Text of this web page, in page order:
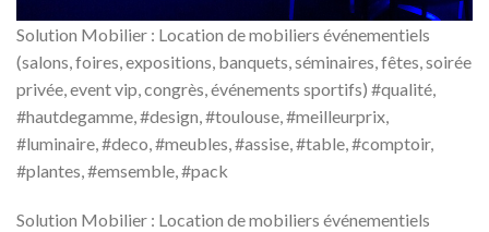
Solution Mobilier : Location de mobiliers événementiels
(salons, foires, expositions, banquets, séminaires, fêtes, soirée
privée, event vip, congrès, événements sportifs) #qualité,
#hautdegamme, #design, #toulouse, #meilleurprix,
#luminaire, #deco, #meubles, #assise, #table, #comptoir,
#plantes, #emsemble, #pack
Solution Mobilier : Location de mobiliers événementiels